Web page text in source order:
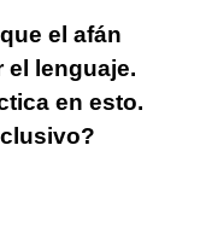
el afán
el lenguaje.
en esto.